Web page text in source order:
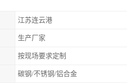
江苏连云港
生产厂家
按现场要求定制
碳钢/不锈钢/铝合金